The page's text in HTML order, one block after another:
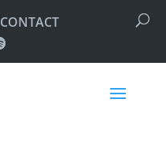
CONTACT